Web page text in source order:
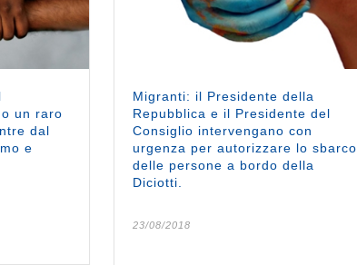
un raro
dal
e
Migranti: il Presidente della
Repubblica e il Presidente del
Consiglio intervengano con
urgenza per autorizzare lo sbarco
delle persone a bordo della
Diciotti.
23/08/2018